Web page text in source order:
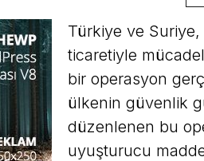
Türkiye ve
ticaretiyle
bir operasyon
ülkenin güvenlik
düzenlenen bu
uyuşturucu madde